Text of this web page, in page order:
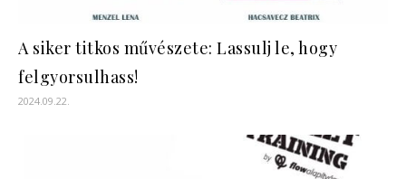
A siker titkos művészete: Lassulj le, hogy
felgyorsulhass!
2024.09.22.